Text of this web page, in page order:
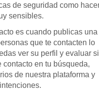
de seguridad como
sensibles.
es cuando publicas una
que te contacten lo
ver su perfil y evaluar si
en tu búsqueda,
de nuestra plataforma y